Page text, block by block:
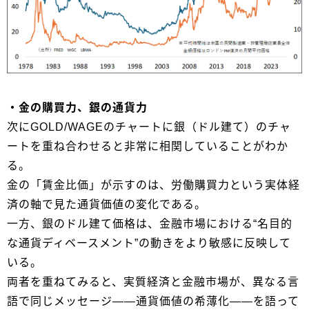
・金の購買力、銀の通貨力
次にGOLD/WAGEのチャートに銀（ドル建て）のチャ
ートを重ね合わせると非常に相関していることがわか
る。
金の「賃金比価」が示すのは、労働購買力という実体経
済の軸で見た通貨価値の変化である。
一方、銀のドル建て価格は、金融市場における“名目的
な通貨ディベースメント”の動きをより敏感に反映して
いる。
両者を重ねてみると、実質経済と金融市場が、異なる言
語で同じメッセージ――通貨価値の希薄化――を語って